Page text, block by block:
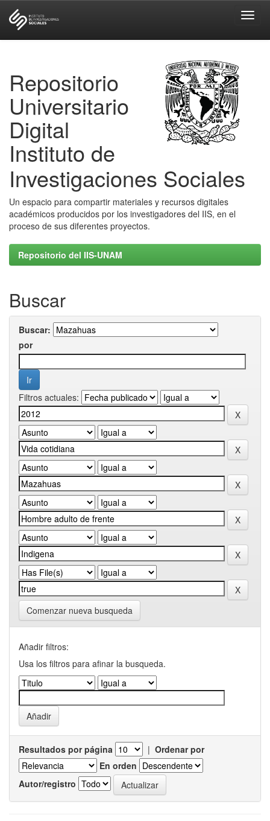
Repositorio
Universitario
Digital
Instituto de
Investigaciones Sociales
Un espacio para compartir materiales y recursos digitales
académicos producidos por los investigadores del IIS, en el
proceso de sus diferentes proyectos.
Repositorio del IIS-UNAM
Buscar
Buscar:
por
Filtros actuales:
Comenzar nueva busqueda
Añadir filtros:
Usa los filtros para afinar la busqueda.
Resultados por página | Ordenar por
En orden
Autor/registro